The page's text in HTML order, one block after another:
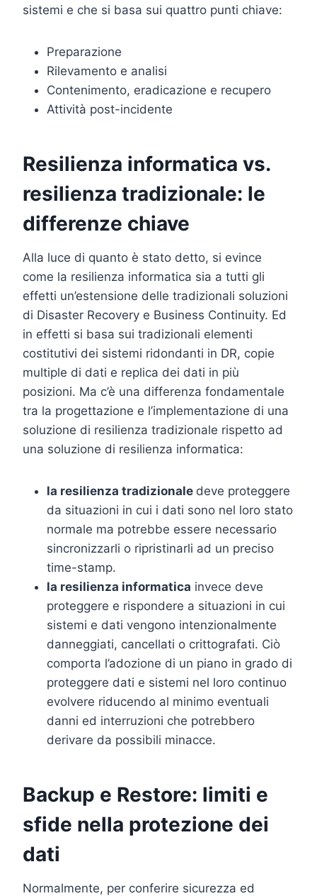
sistemi e che si basa sui quattro punti chiave:
Preparazione
Rilevamento e analisi
Contenimento, eradicazione e recupero
Attività post-incidente
Resilienza informatica vs.
resilienza tradizionale: le
differenze chiave
Alla luce di quanto è stato detto, si evince
come la resilienza informatica sia a tutti gli
effetti un’estensione delle tradizionali soluzioni
di Disaster Recovery e Business Continuity. Ed
in effetti si basa sui tradizionali elementi
costitutivi dei sistemi ridondanti in DR, copie
multiple di dati e replica dei dati in più
posizioni. Ma c’è una differenza fondamentale
tra la progettazione e l’implementazione di una
soluzione di resilienza tradizionale rispetto ad
una soluzione di resilienza informatica:
la resilienza tradizionale deve proteggere
da situazioni in cui i dati sono nel loro stato
normale ma potrebbe essere necessario
sincronizzarli o ripristinarli ad un preciso
time-stamp.
la resilienza informatica invece deve
proteggere e rispondere a situazioni in cui
sistemi e dati vengono intenzionalmente
danneggiati, cancellati o crittografati. Ciò
comporta l’adozione di un piano in grado di
proteggere dati e sistemi nel loro continuo
evolvere riducendo al minimo eventuali
danni ed interruzioni che potrebbero
derivare da possibili minacce.
Backup e Restore: limiti e
sfide nella protezione dei
dati
Normalmente, per conferire sicurezza ed